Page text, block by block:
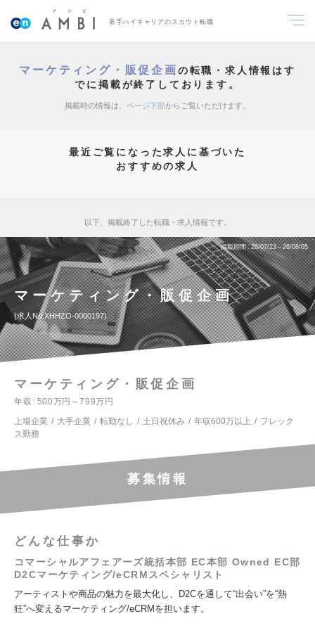
若手ハイキャリアのスカウト転職
マーケティング・販促企画の転職・求人情報はす
でに掲載が終了しております。
掲載時の情報は、 ページ下部からご覧いただけます。
最近ご覧になった求人に基づいた
おすすめの求人
以下、掲載終了した転職・求人情報です。
掲載期間 26/07/23～26/08/05
マーケティング・販促企画
求人No.XHHZO-0000197
マーケティング・販促企画
年収
500万円～799万円
上場企業
大手企業 転勤なし 土日祝休み 年収600万以上
フレック
ス勤務
募集情報
どんな仕事か
コマーシャルアフェアーズ統括本部 EC本部 Owned EC部
D2Cマーケティング/eCRMスペシャリスト
アーティストや商品の魅力を最大化し、D2Cを通して“出会い”を“熱
狂”へ変えるマーケティング/eCRMを担います。